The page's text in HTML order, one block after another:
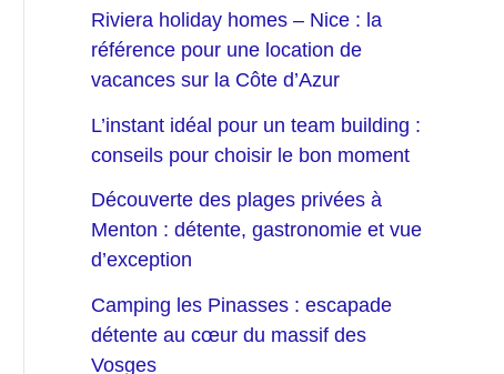
Riviera holiday homes – Nice : la
référence pour une location de
vacances sur la Côte d’Azur
L’instant idéal pour un team building :
conseils pour choisir le bon moment
Découverte des plages privées à
Menton : détente, gastronomie et vue
d’exception
Camping les Pinasses : escapade
détente au cœur du massif des
Vosges